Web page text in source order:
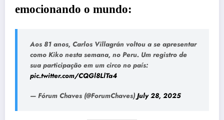
emocionando o mundo:
Aos 81 anos, Carlos Villagrán voltou a se apresentar
como Kiko nesta semana, no Peru. Um registro de
sua participação em um circo no país:
pic.twitter.com/CQGl8LlTa4
— Fórum Chaves (@ForumChaves) July 28, 2025